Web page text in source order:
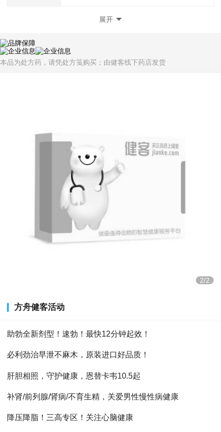
展开
本品为处方药，请凭处方笺购买；由健客线下药店发货
2/2
方舟健客活动
助勃全新剂型！速勃！最快12分钟起效！
必利劲治早泄不麻木，原装进口好品质！
肝胆相照，守护健康，恩替卡韦10.5起
补肾/前列腺/肾病/不育生精，关爱男性慢性病健康
降压降脂！三高专区！关注心脑健康